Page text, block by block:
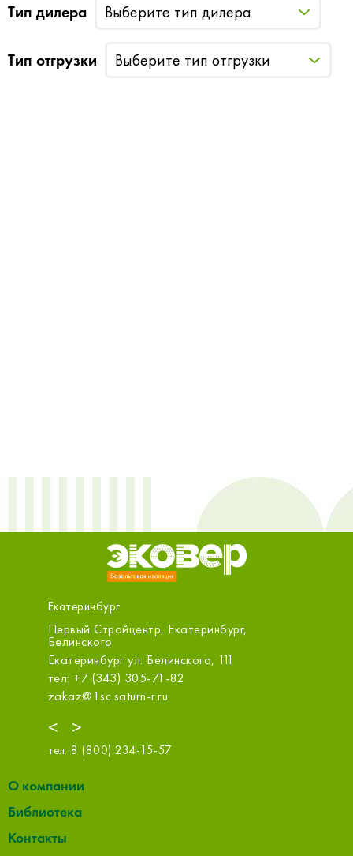
Тип дилера Выберите тип дилера
Тип отгрузки Выберите тип отгрузки
Екатеринбург
<
Первый Стройцентр, Екатеринбург,
Белинского
Екатеринбург ул. Белинского, 111
тел: +7 (343) 305-71-82
zakaz@1sc.saturn-r.ru
>
тел: 8 (800) 234-15-57
О компании
Библиотека
Контакты